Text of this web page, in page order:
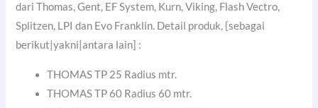
dari Thomas, Gent, EF System, Kurn, Viking, Flash Vectro,
Splitzen, LPI dan Evo Franklin. Detail produk, {sebagai
berikut|yakni|antara lain] :
THOMAS TP 25 Radius mtr.
THOMAS TP 60 Radius 60 mtr.